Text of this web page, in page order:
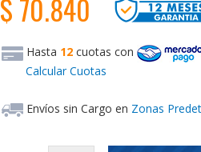
$ 70.840
Hasta 12 cuotas con
Calcular Cuotas
Envíos sin Cargo en Zonas